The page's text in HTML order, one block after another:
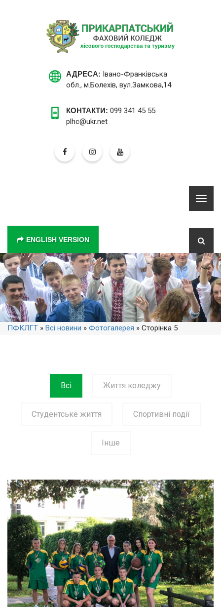
АДРЕСА: Івано-Франківська
обл., м.Болехів, вул.Замкова,14
КОНТАКТИ: 099 341 45 55
plhc@ukr.net
ENGLISH VERSION
ПФКЛГТ » Всі новини » Фотогалерея » Сторінка 5
Всі Життя коледжу
Студентське життя Спортивні події
Інше
СПОРТИВНЕ ЖИТТЯ
Життя коледжу
Спортивні події